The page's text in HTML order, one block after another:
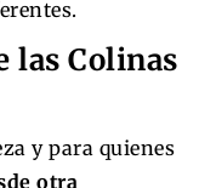
las Colinas
y para quienes
otra